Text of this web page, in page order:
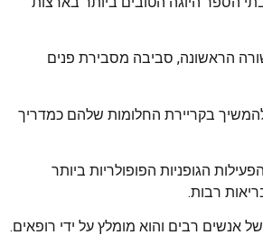
הראשונה, סביבה מסבירת פנים
להמשיך בקריירת החלומות שלהם כמדריך
הגופניות הפופולריות ביותר
רבות.
אנשים רבים והוא מומלץ על ידי רופאים.